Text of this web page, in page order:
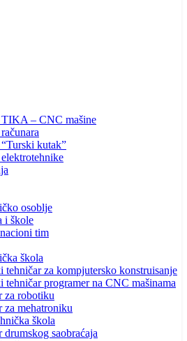
– CNC mašine
kutak”
osoblje
i škole
tim
škola
tehničar za kompjutersko konstruisanje
tehničar programer na CNC mašinama
za robotiku
za mehatroniku
škola
drumskog saobraćaja